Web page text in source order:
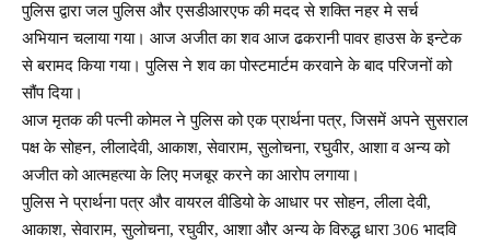
पुलिस द्वारा जल पुलिस और एसडीआरएफ की मदद से शक्ति नहर मे सर्च
अभियान चलाया गया। आज अजीत का शव आज ढकरानी पावर हाउस के इन्टेक
से बरामद किया गया। पुलिस ने शव का पोस्टमार्टम करवाने के बाद परिजनों को
सौंप दिया।
आज मृतक की पत्नी कोमल ने पुलिस को एक प्रार्थना पत्र, जिसमें अपने सुसराल
पक्ष के सोहन, लीलादेवी, आकाश, सेवाराम, सुलोचना, रघुवीर, आशा व अन्य को
अजीत को आत्महत्या के लिए मजबूर करने का आरोप लगाया।
पुलिस ने प्रार्थना पत्र और वायरल वीडियो के आधार पर सोहन, लीला देवी,
आकाश, सेवाराम, सुलोचना, रघुवीर, आशा और अन्य के विरुद्ध धारा 306 भादवि